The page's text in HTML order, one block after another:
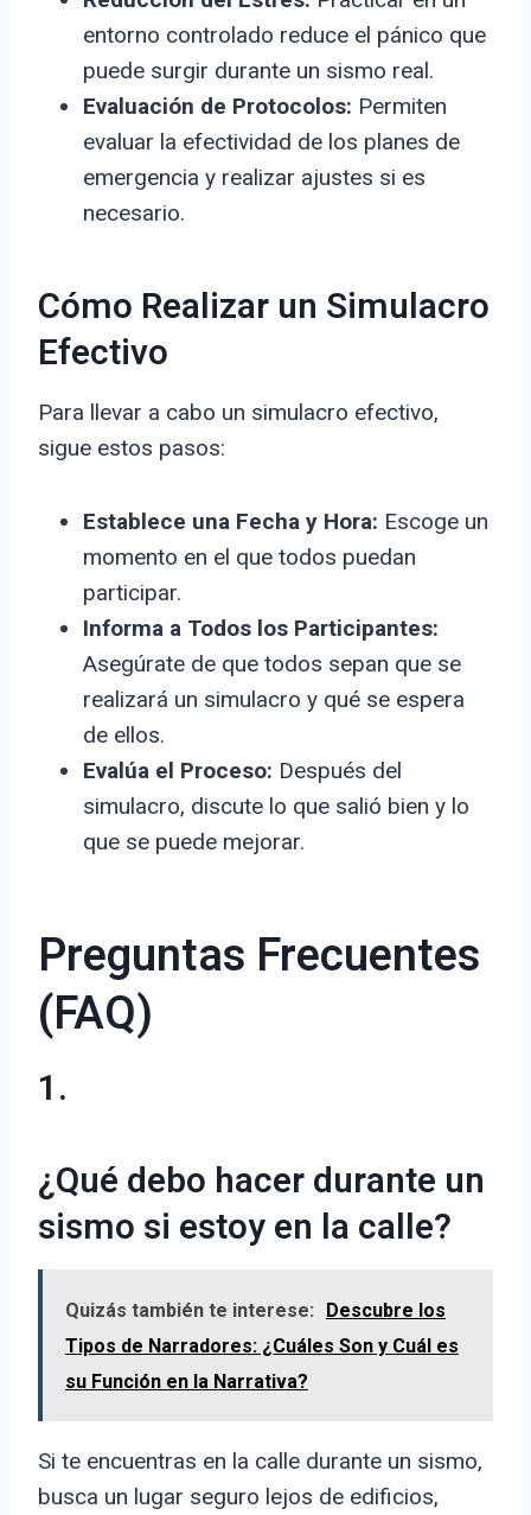
entorno controlado reduce el pánico que
puede surgir durante un sismo real.
Evaluación de Protocolos: Permiten
evaluar la efectividad de los planes de
emergencia y realizar ajustes si es
necesario.
Cómo Realizar un Simulacro
Efectivo
Para llevar a cabo un simulacro efectivo,
sigue estos pasos:
Establece una Fecha y Hora: Escoge un
momento en el que todos puedan
participar.
Informa a Todos los Participantes:
Asegúrate de que todos sepan que se
realizará un simulacro y qué se espera
de ellos.
Evalúa el Proceso: Después del
simulacro, discute lo que salió bien y lo
que se puede mejorar.
Preguntas Frecuentes
(FAQ)
1.
¿Qué debo hacer durante un
sismo si estoy en la calle?
Quizás también te interese:
Descubre los
Tipos de Narradores: ¿Cuáles Son y Cuál es
su Función en la Narrativa?
Si te encuentras en la calle durante un sismo,
busca un lugar seguro lejos de edificios,